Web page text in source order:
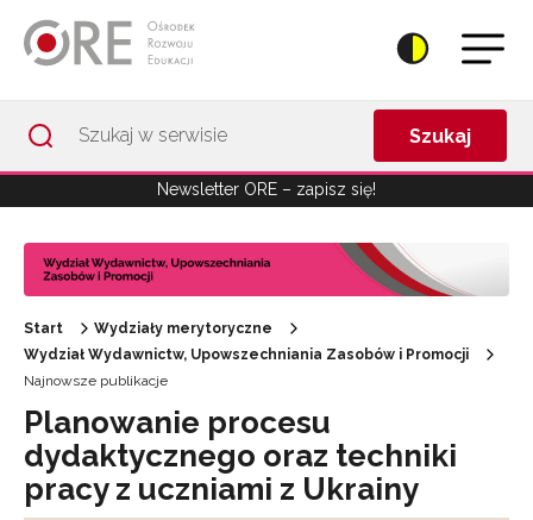
Szukaj
Newsletter ORE – zapisz się!
Start
Wydziały merytoryczne
Wydział Wydawnictw, Upowszechniania Zasobów i Promocji
Najnowsze publikacje
Planowanie procesu
dydaktycznego oraz techniki
pracy z uczniami z Ukrainy